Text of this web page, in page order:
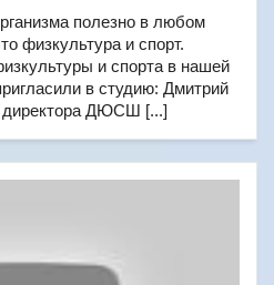
полезно в любом
физкультура и спорт.
и спорта в нашей
в студию: Дмитрий
директора ДЮСШ [...]